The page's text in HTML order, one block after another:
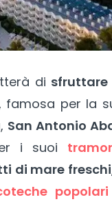
di sfruttare
famosa per la
, San Antonio
i suoi
di mare freschi
popolari